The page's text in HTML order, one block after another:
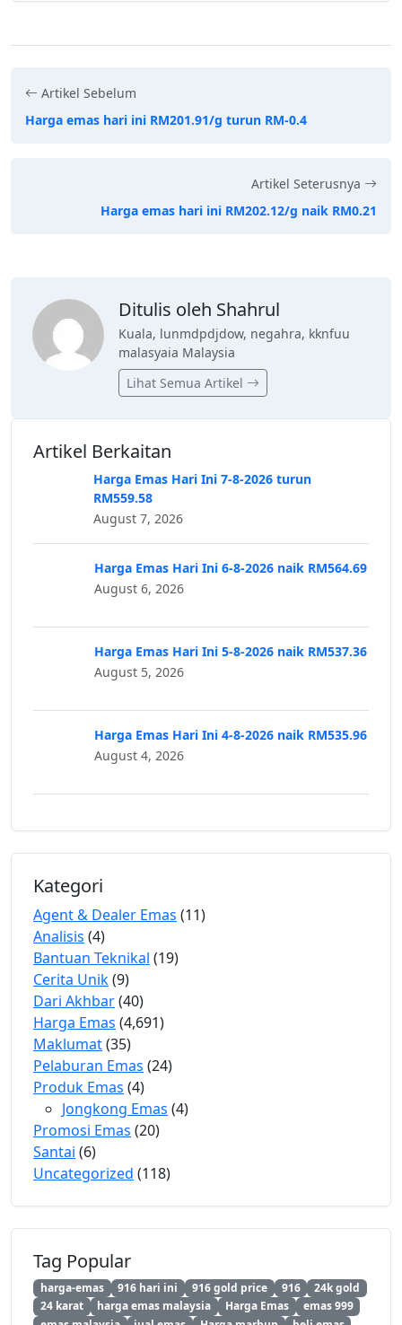
Artikel Sebelum
Harga emas hari ini RM201.91/g turun RM-0.4
Artikel Seterusnya
Harga emas hari ini RM202.12/g naik RM0.21
Ditulis oleh Shahrul
Kuala, lunmdpdjdow, negahra, kknfuu
malasyaia Malaysia
Lihat Semua Artikel
Artikel Berkaitan
Harga Emas Hari Ini 7-8-2026 turun
RM559.58
August 7, 2026
Harga Emas Hari Ini 6-8-2026 naik RM564.69
August 6, 2026
Harga Emas Hari Ini 5-8-2026 naik RM537.36
August 5, 2026
Harga Emas Hari Ini 4-8-2026 naik RM535.96
August 4, 2026
Kategori
Agent & Dealer Emas (11)
Analisis (4)
Bantuan Teknikal (19)
Cerita Unik(9)
Dari Akhbar(40)
Harga Emas (4,691)
Maklumat(35)
Pelaburan Emas (24)
Produk Emas (4)
Jongkong Emas (4)
Promosi Emas (20)
Santai (6)
Uncategorized (118)
Tag Popular
harga-emas 916 hari ini 916 gold price 916
24k gold
24 karat
harga emas malaysia Harga Emas
emas 999